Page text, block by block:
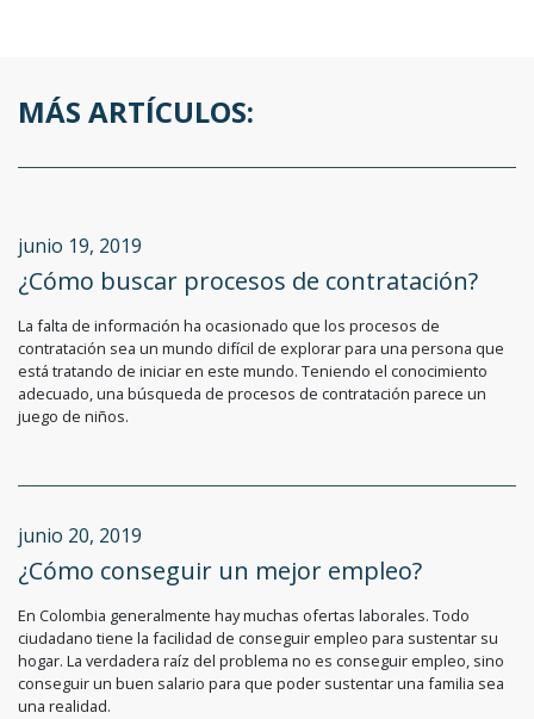
MÁS ARTÍCULOS:
junio 19, 2019
¿Cómo buscar procesos de contratación?
La falta de información ha ocasionado que los procesos de
contratación sea un mundo difícil de explorar para una persona que
está tratando de iniciar en este mundo. Teniendo el conocimiento
adecuado, una búsqueda de procesos de contratación parece un
juego de niños.
junio 20, 2019
¿Cómo conseguir un mejor empleo?
En Colombia generalmente hay muchas ofertas laborales. Todo
ciudadano tiene la facilidad de conseguir empleo para sustentar su
hogar. La verdadera raíz del problema no es conseguir empleo, sino
conseguir un buen salario para que poder sustentar una familia sea
una realidad.